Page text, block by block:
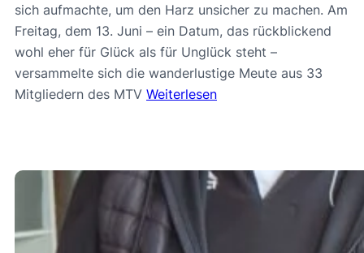
sich aufmachte, um den Harz unsicher zu machen. Am
Freitag, dem 13. Juni – ein Datum, das rückblickend
wohl eher für Glück als für Unglück steht –
versammelte sich die wanderlustige Meute aus 33
Mitgliedern des MTV Weiterlesen